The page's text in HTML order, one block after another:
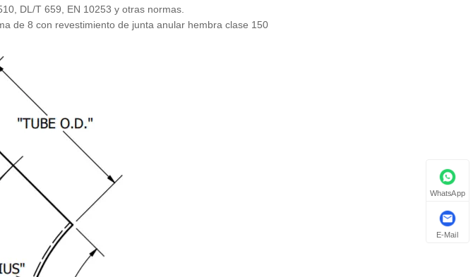
DL/T 659, EN 10253 y otras normas.
de 8 con revestimiento de junta anular hembra clase 150
WhatsApp
E-Mail